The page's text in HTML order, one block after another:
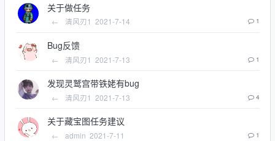
关于做任务
← 清风刃1 2021-7-14 1
Bug反馈
← 清风刃1 2021-7-13 1
发现灵鹫宫带铁姥有bug
← 清风刃1 2021-7-13 4
关于藏宝图任务建议
← admin 2021-7-11 1